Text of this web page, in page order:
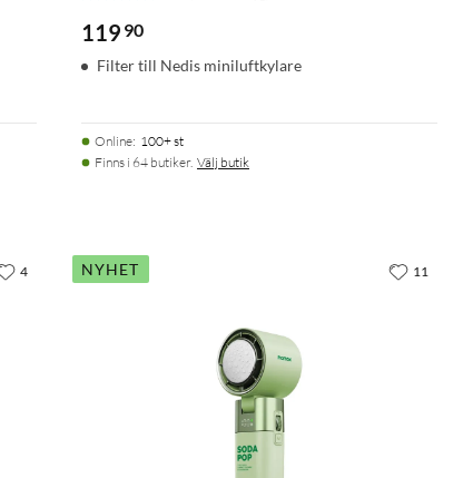
119 90
Filter till Nedis miniluftkylare
Online: 100+ st
Finns i 64 butiker. Välj butik
4 NYHET 11